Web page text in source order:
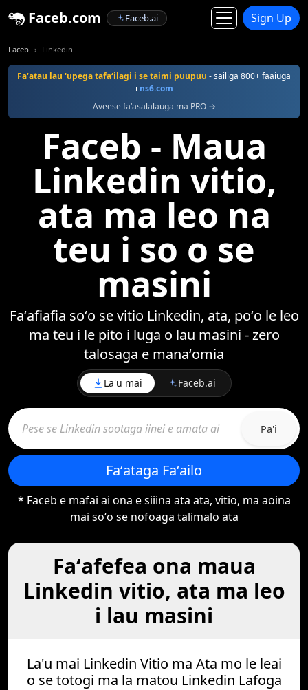
Faceb.com Faceb.ai Sign Up
Faceb Linkedin
Faʻatau lau 'upega tafaʻilagi i se taimi puupuu - sailiga 800+ faaiuga
i ns6.com
Aveese faʻasalalauga ma PRO →
Faceb - Maua
Linkedin vitio,
ata ma leo na
teu i so o se
masini
Faʻafiafia soʻo se vitio Linkedin, ata, poʻo le leo
ma teu i le pito i luga o lau masini - zero
talosaga e manaʻomia
La'u mai Faceb.ai
Pa'i
Faʻataga Faʻailo
* Faceb e mafai ai ona e siiina ata ata, vitio, ma aoina
mai soʻo se nofoaga talimalo ata
Faʻafefea ona maua
Linkedin vitio, ata ma leo
i lau masini
La'u mai Linkedin Vitio ma Ata mo le leai
o se totogi ma la matou Linkedin Lafoga